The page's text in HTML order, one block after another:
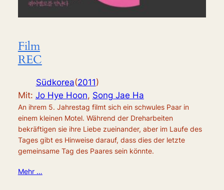
Film
REC
Südkorea(2011)
Mit: Jo Hye Hoon, Song Jae Ha
An ihrem 5. Jahrestag filmt sich ein schwules Paar in
einem kleinen Motel. Während der Dreharbeiten
bekräftigen sie ihre Liebe zueinander, aber im Laufe des
Tages gibt es Hinweise darauf, dass dies der letzte
gemeinsame Tag des Paares sein könnte.
Mehr …